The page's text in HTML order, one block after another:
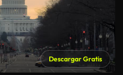
Descargar Gratis